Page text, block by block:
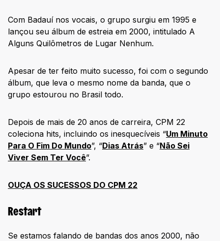
Com Badauí nos vocais, o grupo surgiu em 1995 e
lançou seu álbum de estreia em 2000, intitulado A
Alguns Quilômetros de Lugar Nenhum.
Apesar de ter feito muito sucesso, foi com o segundo
álbum, que leva o mesmo nome da banda, que o
grupo estourou no Brasil todo.
Depois de mais de 20 anos de carreira, CPM 22
coleciona hits, incluindo os inesquecíveis “Um Minuto
Para O Fim Do Mundo”, “Dias Atrás” e “Não Sei
Viver Sem Ter Você”.
OUÇA OS SUCESSOS DO CPM 22
Restart
Se estamos falando de bandas dos anos 2000, não